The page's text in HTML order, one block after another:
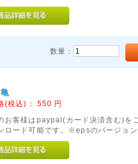
数量：
(税込)： 550 円
お客様はpaypal(カード決済含む)を
ロード可能です。※epsのバージョ